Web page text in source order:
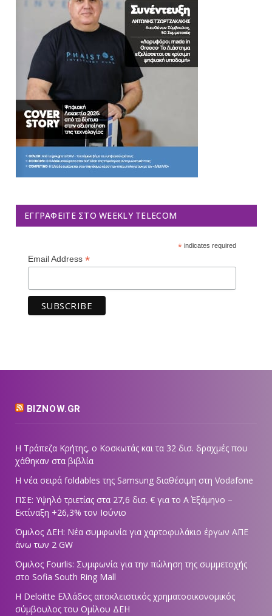
ΕΓΓΡΑΦΕΊΤΕ ΣΤΟ WEEKLY TELECOM
*indicates required
Email Address *
BIZNOW.GR
Η Τράπεζα Κρήτης, ο Κοσκωτάς και τα 32 δισ. δραχμές που
χάθηκαν στα βιβλία
Η νέα σειρά foldables της Samsung διαθέσιμη στη Vodafone
ΠΣΕ: Υψηλό τριετίας στα 27,6 δισ. € για το Α΄ Εξάμηνο –
Εκτίναξη +26,3% τον Ιούνιο
Όμιλος ΔΕΗ: Νέα συμφωνία για χαρτοφυλάκιο έργων ΑΠΕ
άνω των 2 GW
Όμιλος Fourlis: Συμφωνία για την πώληση της συμμετοχής
στο Sofia South Ring Mall
Η Deloitte Ελλάδος αποκλειστικός χρηματοοικονομικός
σύμβουλος του Ομίλου ΔΕΗ